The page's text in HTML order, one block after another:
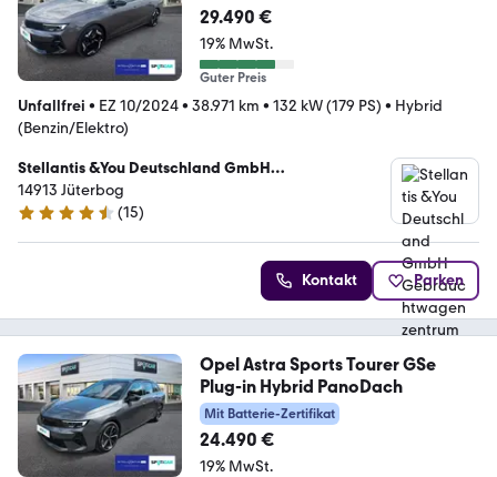
29.490 €
19% MwSt.
Guter Preis
Unfallfrei • EZ 10/2024• 38.971 km • 132 kW (179 PS) • Hybrid
(Benzin/Elektro)
Stellantis &You Deutschland GmbH
Gebrauchtwagenzentrum Jüterbog
14913 Jüterbog
4.7 Sterne
(15)
Kontakt Parken
Opel Astra Sports Tourer GSe
Plug-in Hybrid PanoDach
Mit Batterie-Zertifikat
24.490 €
19% MwSt.